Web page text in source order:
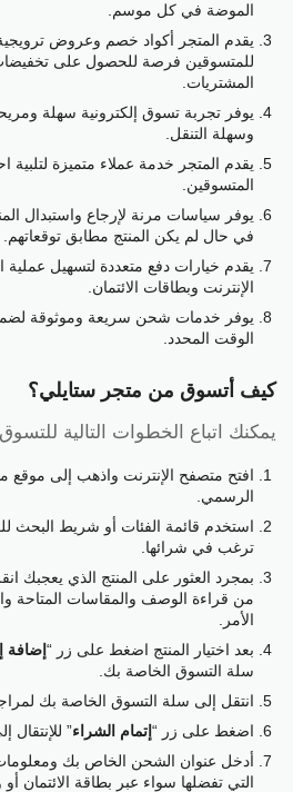
الموضة في كل موسم.
يقدم المتجر أكواد خصم وعروض
المشتريات.
يوفر تجربة تسوق إلكترونية سهلة
وسهلة التنقل.
يقدم المتجر خدمة عملاء متميزة لتلبية
المتسوقين.
يوفر سياسات مرنة لإرجاع واستبدال
في حال لم يكن المنتج مطابق توقعاتهم.
يقدم خيارات دفع متعددة لتسهيل عملية
الإنترنت وبطاقات الائتمان.
يوفر خدمات شحن سريعة وموثوقة
الوقت المحدد.
كيف أتسوق من متجر ستايلي؟
يمكنك اتباع الخطوات التالية
افتح متصفح الإنترنت واذهب إلى موقع
الرسمي.
استخدم قائمة الفئات أو شريط البحث
ترغب في شرائها.
بمجرد العثور على المنتج الذي يعجبك
من قراءة الوصف والمقاسات المتاحة
الأمر.
بعد اختيار المنتج اضغط على زر “إضافة
سلة التسوق الخاصة بك.
انتقل إلى سلة التسوق الخاصة بك
اضغط على زر “إتمام الشراء” للإنتقال
أدخل عنوان الشحن الخاص بك ومعلومات
التي تفضلها سواء عبر بطاقة الائتمان